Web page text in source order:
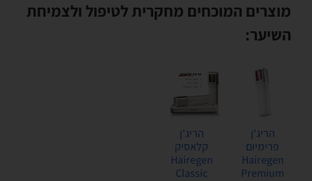
מוצרים המוכחים מחקרית לטיפול ולצמיחת
השיער:
הריג'ן
פרימיום
Hairegen
Premium
הריג'ן
קלאסיק
Hairegen
Classic